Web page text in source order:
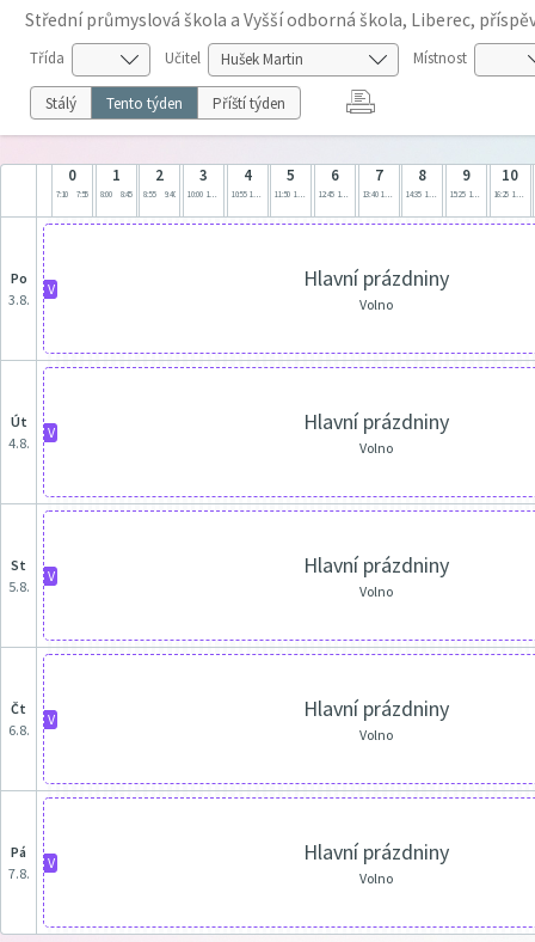
Střední průmyslová škola a Vyšší odborná škola, Liberec,
Třída Učitel Místnost
Stálý Tento týden Příští týden
0
7:10 7:55
1
8:00 8:45
2
8:55 9:40
3
10:00 10:45
4
10:55 11:40
5
11:50 12:35
6
12:45 13:30
7
13:40 14:25
8
14:35 15:20
9
15:25 16:10
10
16:25 17:10
po
3.8.
V Hlavní prázdniny
Volno
út
4.8.
V Hlavní prázdniny
Volno
st
5.8.
V Hlavní prázdniny
Volno
čt
6.8.
V Hlavní prázdniny
Volno
pá
7.8.
V Hlavní prázdniny
Volno